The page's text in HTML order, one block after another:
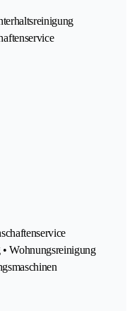
Wohnungsreinigung